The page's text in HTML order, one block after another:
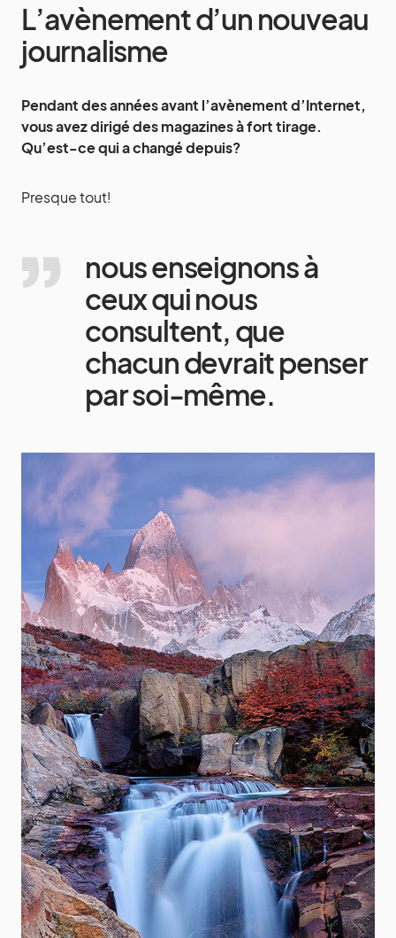
L’avènement d’un nouveau
journalisme
Pendant des années avant l’avènement d’Internet,
vous avez dirigé des magazines à fort tirage.
Qu’est-ce qui a changé depuis?
Presque tout!
nous enseignons à
ceux qui nous
consultent, que
chacun devrait penser
par soi-même.